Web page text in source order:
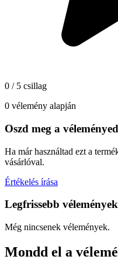
0 / 5 csillag
0 vélemény alapján
Oszd meg a véleményed
Ha már használtad ezt a
vásárlóval.
Értékelés írása
Legfrissebb vélemények
Még nincsenek vélemények.
Mondd el a